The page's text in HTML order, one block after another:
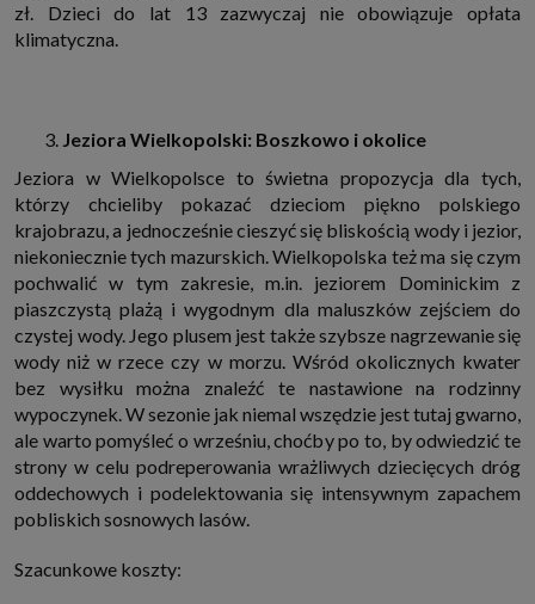
zł. Dzieci do lat 13 zazwyczaj nie obowiązuje opłata
klimatyczna.
Jeziora Wielkopolski: Boszkowo i okolice
Jeziora w Wielkopolsce to świetna propozycja dla tych,
którzy chcieliby pokazać dzieciom piękno polskiego
krajobrazu, a jednocześnie cieszyć się bliskością wody i jezior,
niekoniecznie tych mazurskich. Wielkopolska też ma się czym
pochwalić w tym zakresie, m.in. jeziorem Dominickim z
piaszczystą plażą i wygodnym dla maluszków zejściem do
czystej wody. Jego plusem jest także szybsze nagrzewanie się
wody niż w rzece czy w morzu. Wśród okolicznych kwater
bez wysiłku można znaleźć te nastawione na rodzinny
wypoczynek. W sezonie jak niemal wszędzie jest tutaj gwarno,
ale warto pomyśleć o wrześniu, choćby po to, by odwiedzić te
strony w celu podreperowania wrażliwych dziecięcych dróg
oddechowych i podelektowania się intensywnym zapachem
pobliskich sosnowych lasów.
Szacunkowe koszty: